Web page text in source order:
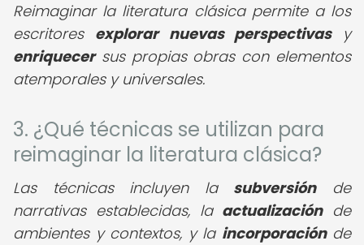
Reimaginar la literatura clásica permite a los
escritores explorar nuevas perspectivasy
enriquecersus propias obras con elementos
atemporales y universales.
3. ¿Qué técnicas se utilizan para
reimaginar la literatura clásica?
Las técnicas incluyen la subversiónde
narrativas establecidas, la actualizaciónde
ambientes y contextos, y la incorporaciónde